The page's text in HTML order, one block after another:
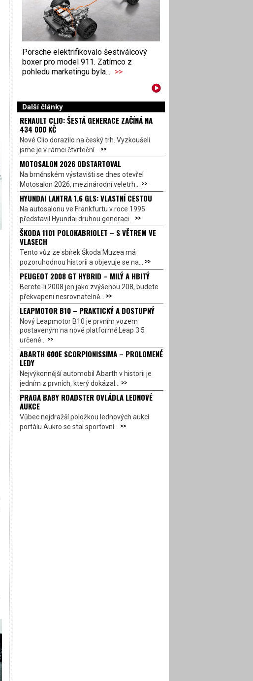
Porsche elektrifikovalo šestiválcový
boxer pro model 911. Zatímco z
pohledu marketingu byla... >>
Další články
RENAULT CLIO: ŠESTÁ GENERACE ZAČÍNÁ NA
434 000 KČ
Nové Clio dorazilo na český trh. Vyzkoušeli
jsme je v rámci čtvrteční... >>
MOTOSALON 2026 ODSTARTOVAL
Na brněnském výstavišti se dnes otevřel
Motosalon 2026, mezinárodní veletrh... >>
HYUNDAI LANTRA 1.6 GLS: VLASTNÍ CESTOU
Na autosalonu ve Frankfurtu v roce 1995
představil Hyundai druhou generaci... >>
ŠKODA 1101 POLOKABRIOLET – S VĚTREM VE
VLASECH
Tento vůz ze sbírek Škoda Muzea má
pozoruhodnou historii a objevuje se na... >>
PEUGEOT 2008 GT HYBRID – MILÝ A HBITÝ
Berete-li 2008 jen jako zvýšenou 208, budete
překvapeni nesrovnatelně... >>
LEAPMOTOR B10 – PRAKTICKÝ A DOSTUPNÝ
Nový Leapmotor B10 je prvním vozem
postaveným na nové platformě Leap 3.5
určené... >>
ABARTH 600E SCORPIONISSIMA – PROLOMENÉ
LEDY
Nejvýkonnější automobil Abarth v historii je
jedním z prvních, který dokázal... >>
PRAGA BABY ROADSTER OVLÁDLA LEDNOVÉ
AUKCE
Vůbec nejdražší položkou lednových aukcí
portálu Aukro se stal sportovní... >>